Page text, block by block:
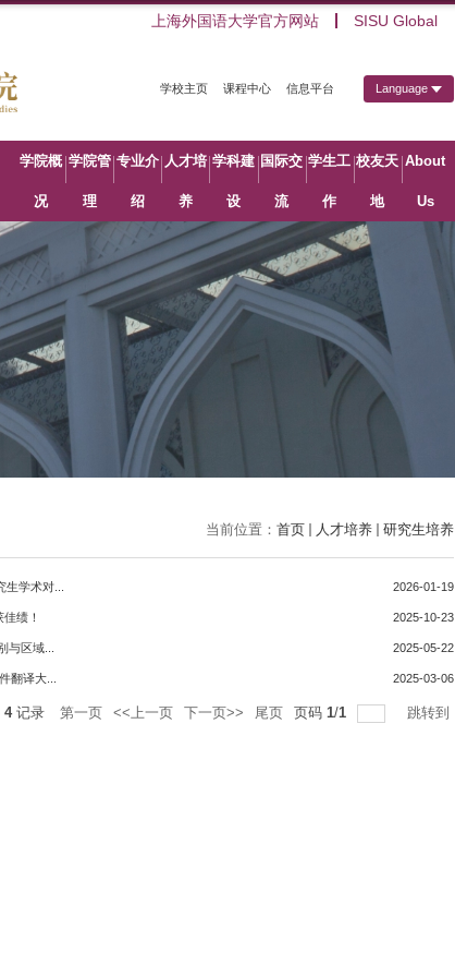
上海外国语大学官方网站 SISU Global
学校主页 课程中心 信息平台 Language
学院概
况
学院管
理
专业介
绍
人才培
养
学科建
设
国际交
流
学生工
作
校友天
地
About
Us
当前位置： 首页 人才培养 研究生培养
学术对... 2026-01-19
绩！ 2025-10-23
与区域... 2025-05-22
翻译大... 2025-03-06
4记录 第一页 <<上一页 下一页>> 尾页 页码 1/1 跳转到